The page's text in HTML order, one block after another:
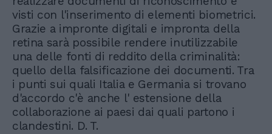
visti con l'inserimento di elementi biometrici.
Grazie a impronte digitali e impronta della
retina sarà possibile rendere inutilizzabile
una delle fonti di reddito della criminalità:
quello della falsificazione dei documenti. Tra
i punti sui quali Italia e Germania si trovano
d'accordo c'è anche l' estensione della
collaborazione ai paesi dai quali partono i
clandestini. D. T.